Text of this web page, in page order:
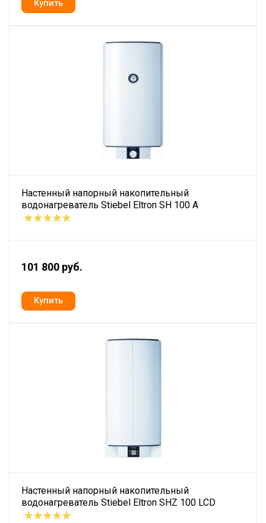
Настенный напорный накопительный
водонагреватель Stiebel Eltron SH 100 A
101 800 руб.
Настенный напорный накопительный
водонагреватель Stiebel Eltron SHZ 100 LCD